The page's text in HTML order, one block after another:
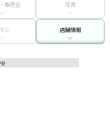
販売会 写真
シ 店舗情報